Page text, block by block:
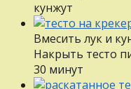
кунжут
Вмесить лук и
Накрыть тесто
30 минут